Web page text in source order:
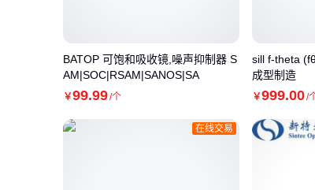
BATOP 可饱和吸收镜,噪声抑制器 S
AM|SOC|RSAM|SANOS|SA
￥99.99/个
sill f-theta
成型制造
￥999.00/
在线交易